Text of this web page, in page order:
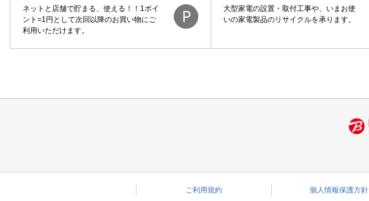
ネットと店舗で貯まる、使える！！1ポイ
ント=1円として次回以降のお買い物にご
利用いただけます。
大型家電の設置・取付工事や、いまお使
いの家電製品のリサイクルを承ります。
ご利用規約 個人情報保護方針